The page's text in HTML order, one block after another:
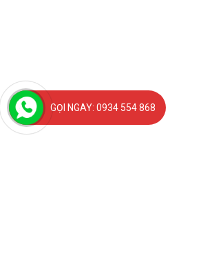
GỌI NGAY: 0934 554 868